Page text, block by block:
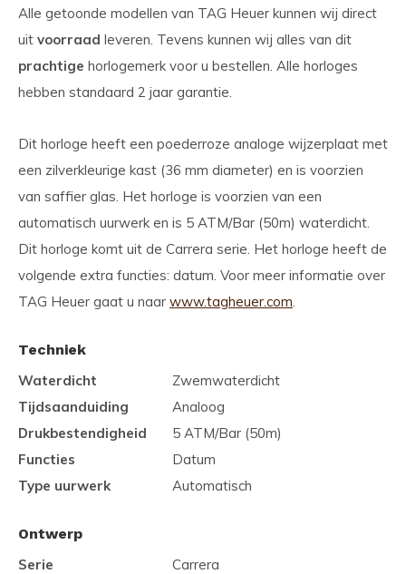
Alle getoonde modellen van TAG Heuer kunnen wij direct
uit voorraad leveren. Tevens kunnen wij alles van dit
prachtige horlogemerk voor u bestellen. Alle horloges
hebben standaard 2 jaar garantie.
Dit horloge heeft een poederroze analoge wijzerplaat met
een zilverkleurige kast (36 mm diameter) en is voorzien
van saffier glas. Het horloge is voorzien van een
automatisch uurwerk en is 5 ATM/Bar (50m) waterdicht.
Dit horloge komt uit de Carrera serie. Het horloge heeft de
volgende extra functies: datum. Voor meer informatie over
TAG Heuer gaat u naar www.tagheuer.com.
Techniek
Waterdicht
Zwemwaterdicht
Tijdsaanduiding
Analoog
Drukbestendigheid
5 ATM/Bar (50m)
Functies
Datum
Type uurwerk
Automatisch
Ontwerp
Serie
Carrera